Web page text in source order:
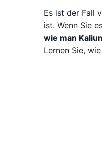
Es ist der Fall
ist. Wenn Sie
wie man
Lernen Sie,